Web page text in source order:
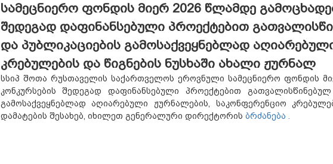
სამეცნიერო ფონდის მიერ 2026 წლამდე
შედეგად დაფინანსებული პროექტებით
და პუბლიკაციების გამოსაქვეყნებლად
კრებულების და წიგნების ნუსხაში ახალი ჟურნალ
სსიპ შოთა რუსთაველის საქართველოს ეროვნული სამეცნიერო ფონდის
კონკურსების შედეგად დაფინანსებული პროექტებით
გამოსაქვეყნებლად აღიარებული ჟურნალების, საკონფერენციო
დამატების შესახებ, იხილეთ გენერალური დირექტორის ბრძანება .